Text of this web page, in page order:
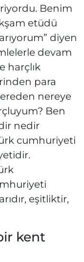
Benim
etüdü
diyen
devam
harçlık
para
nereye
Ben
nedir
cumhuriyeti
eşitliktir,
kent